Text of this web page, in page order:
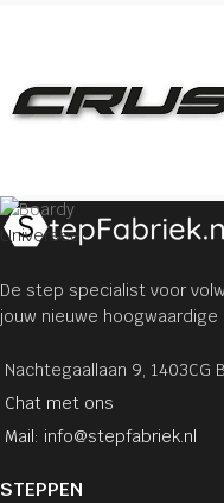
Universeel
De step specialist voor
jouw nieuwe hoogwaardige
Nachtegaallaan 9, 1403CG
Chat met ons
Mail: info@stepfabriek.nl
STEPPEN